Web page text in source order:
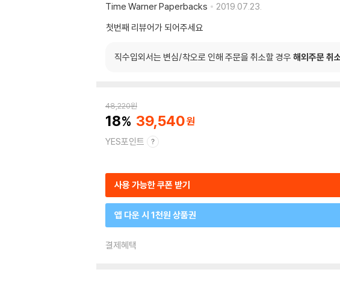
Time Warner Paperbacks
2019.07.23.
첫번째 리뷰어가 되어주세요
직수입외서는 변심/착오로 인해 주문을 취소할 경우 해외주문 취
48,220원
18 39,540
YES포인트
사용 가능한 쿠폰 받기
앱 다운 시 1천원 상품권
결제혜택